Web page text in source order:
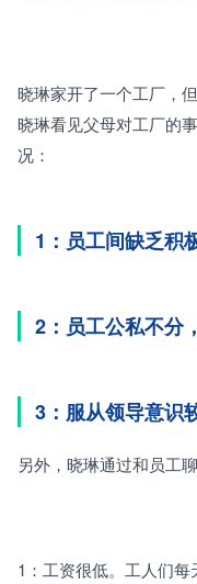
晓琳家开了一个工厂，
晓琳看见父母对工厂的
况：
1：员工间缺乏积
2：员工公私不分
3：服从领导意识
另外，晓琳通过和员工
1：工资很低。工人们